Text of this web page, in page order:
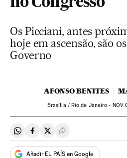
no Congresso
Os Picciani, antes
hoje em ascensão, são
Governo
AFONSO BENITES
Brasília / Rio de Janeiro - NOV
Compartir en Whatsapp
Compartir en Facebook
Compartir en Twitter
Desplegar Redes
Añadir EL PAÍS en Google